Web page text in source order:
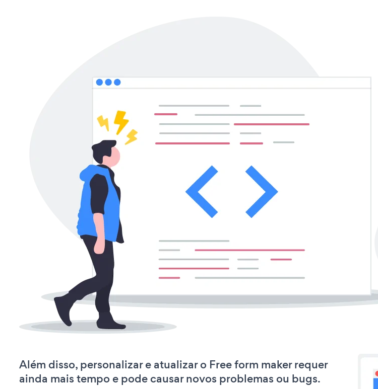
Além disso, personalizar e atualizar o Free form maker requer
ainda mais tempo e pode causar novos problemas ou bugs.